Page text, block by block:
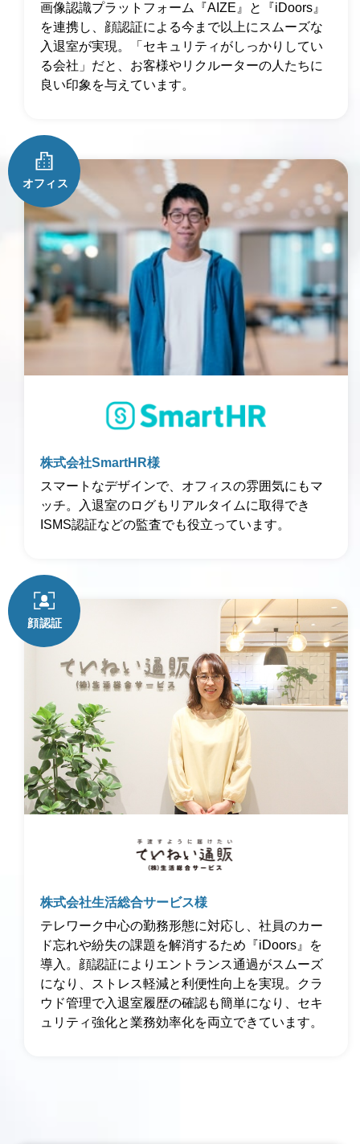
画像認識プラットフォーム『AIZE』と『iDoors』
を連携し、顔認証による今まで以上にスムーズな
入退室が実現。「セキュリティがしっかりしてい
る会社」だと、お客様やリクルーターの人たちに
良い印象を与えています。
株式会社SmartHR様
スマートなデザインで、オフィスの雰囲気にもマ
ッチ。入退室のログもリアルタイムに取得でき
ISMS認証などの監査でも役立っています。
株式会社生活総合サービス様
テレワーク中心の勤務形態に対応し、社員のカー
ド忘れや紛失の課題を解消するため『iDoors』を
導入。顔認証によりエントランス通過がスムーズ
になり、ストレス軽減と利便性向上を実現。クラ
ウド管理で入退室履歴の確認も簡単になり、セキ
ュリティ強化と業務効率化を両立できています。